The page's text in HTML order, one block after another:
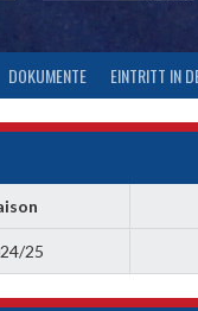
DOKUMENTE EINTRITT IN
25